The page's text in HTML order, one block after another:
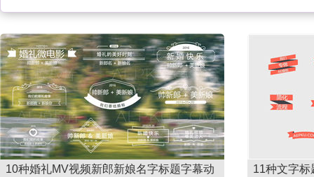
10种婚礼MV视频新郎新娘名字标题字幕动
11种文字